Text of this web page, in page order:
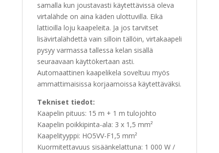
samalla kun joustavasti käytettävissä oleva
virtalähde on aina käden ulottuvilla. Eikä
lattioilla loju kaapeleita. Ja jos tarvitset
lisävirtalähdettä vain silloin tällöin, virtakaapeli
pysyy varmassa tallessa kelan sisällä
seuraavaan käyttökertaan asti.
Automaattinen kaapelikela soveltuu myös
ammattimaisissa korjaamoissa käytettäväksi.
Tekniset tiedot:
Kaapelin pituus: 15 m + 1 m tulojohto
Kaapelin poikkipinta-ala: 3 x 1,5 mm²
Kaapelityyppi: HO5VV-F1,5 mm²
Kuormitettavuus sisäänkelattuna: 1 000 W /